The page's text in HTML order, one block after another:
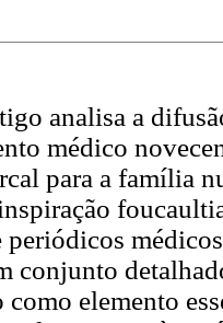
analisa a
médico
para a família
periódicos
conjunto
elemento